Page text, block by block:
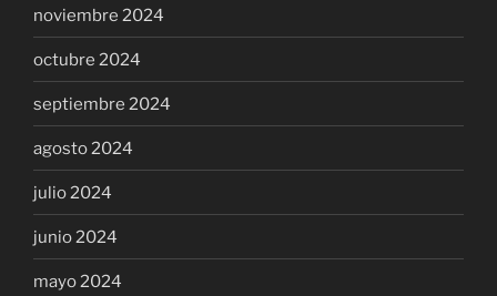
noviembre 2024
octubre 2024
septiembre 2024
agosto 2024
julio 2024
junio 2024
mayo 2024